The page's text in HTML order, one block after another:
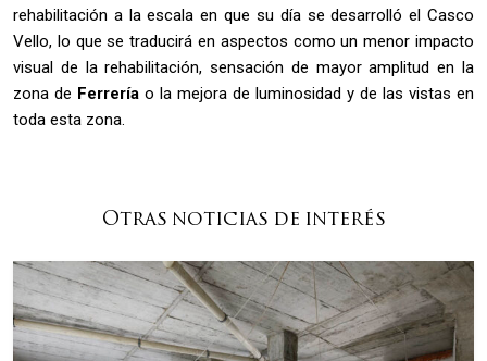
rehabilitación a la escala en que su día se desarrolló el Casco
Vello, lo que se traducirá en aspectos como un menor impacto
visual de la rehabilitación, sensación de mayor amplitud en la
zona de Ferrería o la mejora de luminosidad y de las vistas en
toda esta zona.
Otras noticias de interés